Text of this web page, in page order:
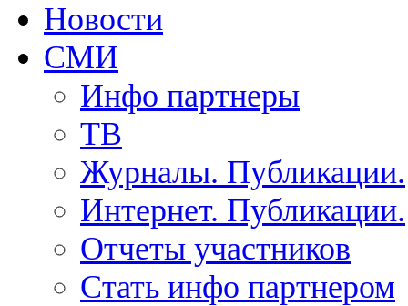
Новости
СМИ
Инфо партнеры
ТВ
Журналы. Публикации.
Интернет. Публикации.
Отчеты участников
Стать инфо партнером